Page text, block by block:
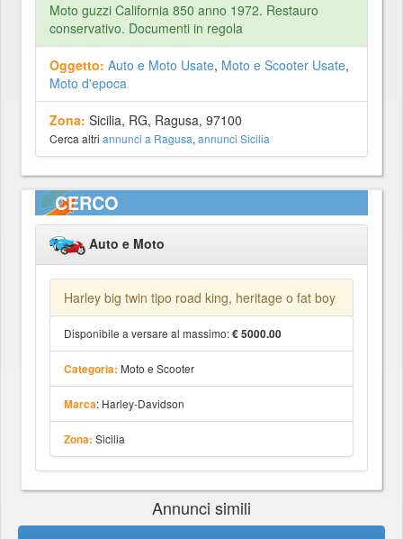
Moto guzzi California 850 anno 1972. Restauro
conservativo. Documenti in regola
Oggetto: Auto e Moto Usate, Moto e Scooter Usate,
Moto d'epoca
Zona: Sicilia, RG, Ragusa, 97100
Cerca altri annunci a Ragusa, annunci Sicilia
CERCO
Auto e Moto
Harley big twin tipo road king, heritage o fat boy
Disponibile a versare al massimo:€ 5000.00
Categoria: Moto e Scooter
Marca: Harley-Davidson
Zona: Sicilia
Annunci simili